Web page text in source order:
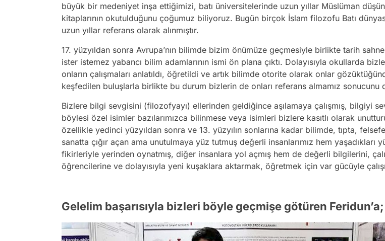
büyük bir medeniyet inşa ettiğimizi, batı üniversitelerinde uzun yıllar Müslüman
kitaplarının okutulduğunu çoğumuz biliyoruz. Bugün birçok İslam filozofu Batı
uzun yıllar referans olarak alınmıştır.
17. yüzyıldan sonra Avrupa’nın bilimde bizim önümüze geçmesiyle birlikte tarih
ister istemez yabancı bilim adamlarının ismi ön plana çıktı. Dolayısıyla okullarda
onların çalışmaları anlatıldı, öğretildi ve artık bilimde otorite olarak onlar
keşfedilen buluşlarla birlikte bu durum bizlerin de onları referans almamız sonucunu
Bizlere bilgi sevgisini (filozofyayı) ellerinden geldiğince aşılamaya çalışmış, bilgiyi
böylesi özel isimler bazılarımızca bilinmese veya isimleri bizlere kasıtlı olarak
özellikle yedinci yüzyıldan sonra ve 13. yüzyılın sonlarına kadar bilimde, tıpta,
sanatta çığır açan ama unutulmaya yüz tutmuş değerli insanlarımız hem yaşadıkları
fikirleriyle yerinden oynatmış, diğer insanlara yol açmış hem de değerli bilgilerini,
öğrencilerine ve dolayısıyla yeni kuşaklara aktarmak, öğretmek için var gücüyle
Gelelim başarısıyla bizleri böyle geçmişe götüren Feridun’a;